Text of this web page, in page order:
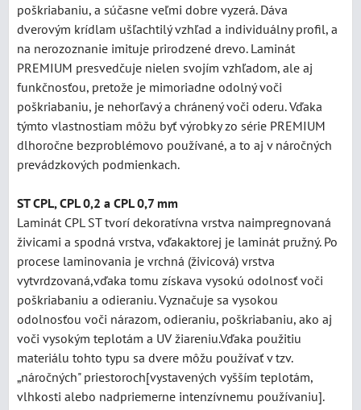
poškriabaniu, a súčasne veľmi dobre vyzerá. Dáva
dverovým krídlam ušľachtilý vzhľad a individuálny profil, a
na nerozoznanie imituje prirodzené drevo. Laminát
PREMIUM presvedčuje nielen svojím vzhľadom, ale aj
funkčnosťou, pretože je mimoriadne odolný voči
poškriabaniu, je nehorľavý a chránený voči oderu. Vďaka
týmto vlastnostiam môžu byť výrobky zo série PREMIUM
dlhoročne bezproblémovo používané, a to aj v náročných
prevádzkových podmienkach.
ST CPL, CPL 0,2 a CPL 0,7 mm
Laminát CPL ST tvorí dekoratívna vrstva naimpregnovaná
živicami a spodná vrstva, vďakaktorej je laminát pružný. Po
procese laminovania je vrchná (živicová) vrstva
vytvrdzovaná,vďaka tomu získava vysokú odolnosť voči
poškriabaniu a odieraniu. Vyznačuje sa vysokou
odolnosťou voči nárazom, odieraniu, poškriabaniu, ako aj
voči vysokým teplotám a UV žiareniu.Vďaka použitiu
materiálu tohto typu sa dvere môžu používať v tzv.
„náročných" priestoroch[vystavených vyšším teplotám,
vlhkosti alebo nadpriemerne intenzívnemu používaniu].